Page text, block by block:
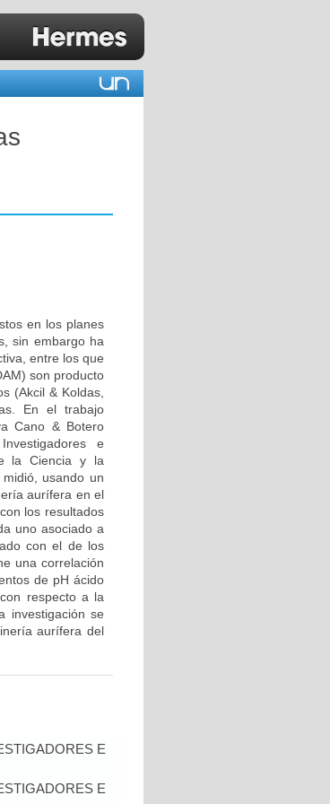
en los planes
sin embargo ha
entre los que
son producto
(Akcil & Koldas,
En el trabajo
Cano & Botero
e
la Ciencia y la
usando un
aurífera en el
los resultados
uno asociado a
con el de los
una correlación
de pH ácido
respecto a la
investigación se
aurífera del
E
E